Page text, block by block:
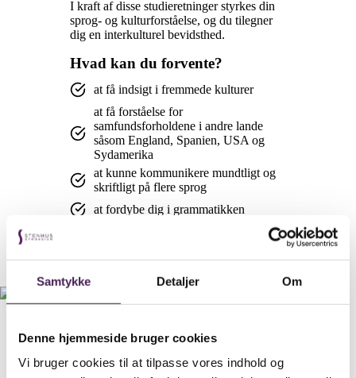
Samtykke Detaljer Om
Denne hjemmeside bruger cookies
Vi bruger cookies til at tilpasse vores indhold og
I kraft af disse studieretninger styrkes din
sprog- og kulturforståelse, og du tilegner
dig en interkulturel bevidsthed.
Hvad kan du forvente?
at få indsigt i fremmede kulturer
at få forståelse for
samfundsforholdene i andre lande
såsom England, Spanien, USA og
Sydamerika
at kunne kommunikere mundtligt og
skriftligt på flere sprog
at fordybe dig i grammatikken